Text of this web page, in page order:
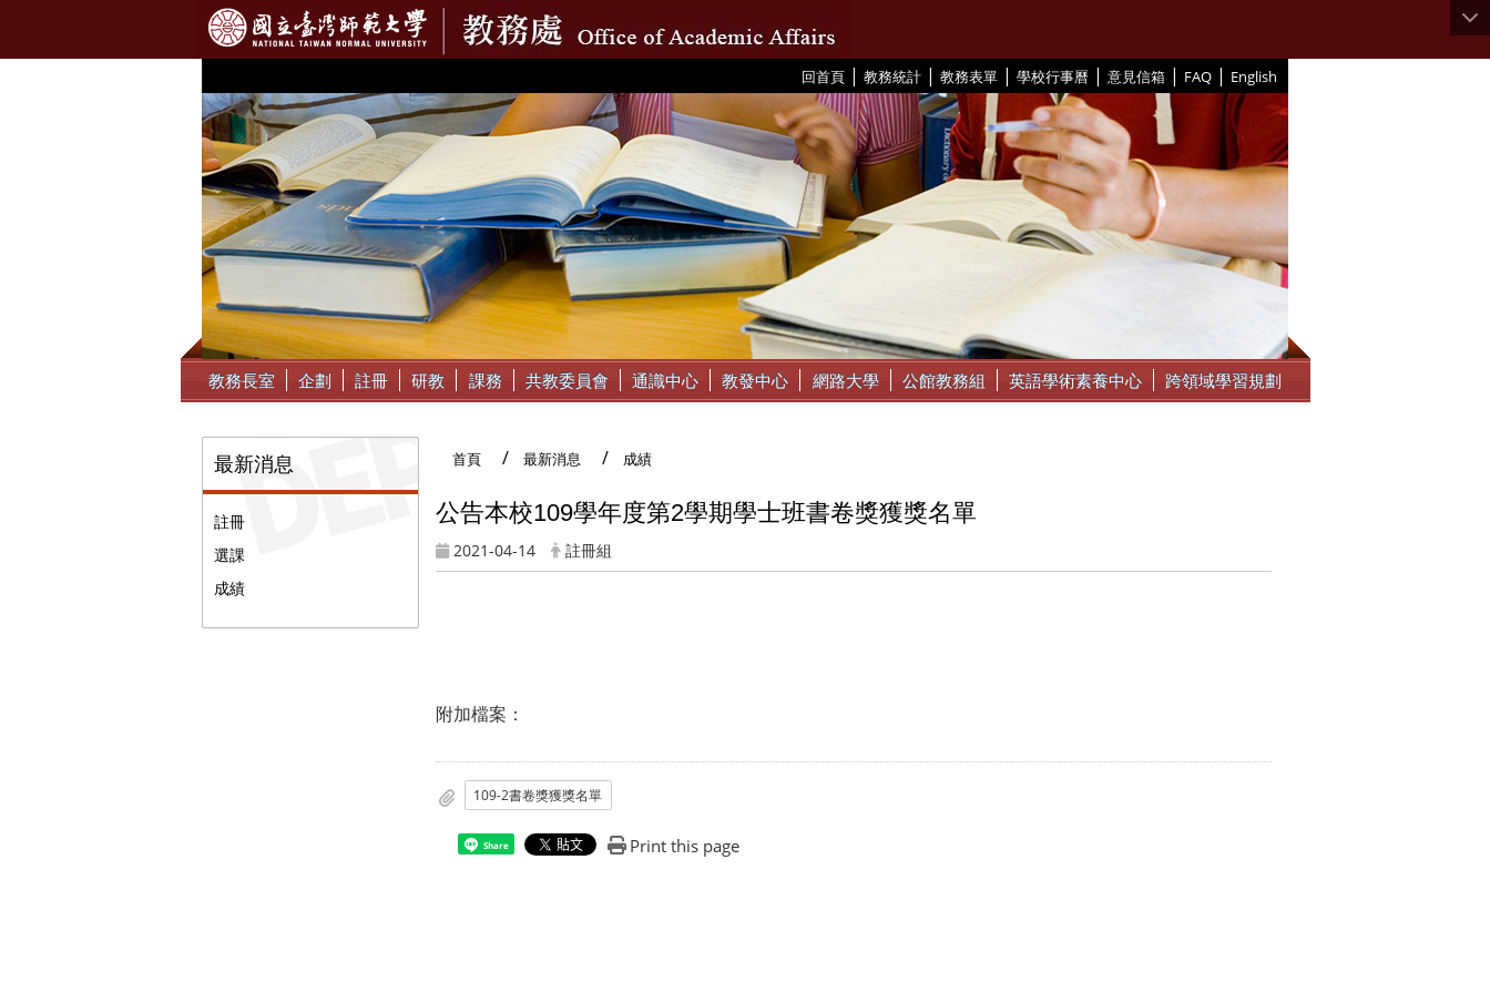
回首頁 | 教務統計 | 教務表單 | 學校行事曆 | 意見信箱 | FAQ | English
::: 教務長室 企劃 註冊 研教 課務 共教委員會 通識中心 教發中心 網路大學 公館教務組 英語學術素養中心 跨領域學習規劃
最新消息
註冊
選課
成績
首頁 最新消息 成績
公告本校109學年度第2學期學士班書卷獎獲獎名單
2021-04-14 註冊組
附加檔案：
109-2書卷獎獲獎名單
Share Print this page